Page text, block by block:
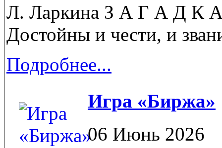
Л. Ларкина З А Г А Д К А
Достойны и чести, и
Подробнее...
Игра «Биржа»
06 Июнь 2026